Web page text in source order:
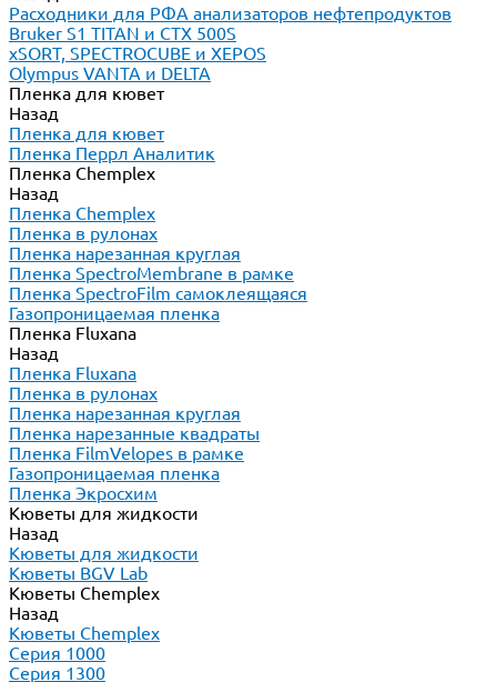
Расходники для РФА анализаторов нефтепродуктов
Bruker S1 TITAN и CTX 500S
xSORT, SPECTROCUBE и XEPOS
Olympus VANTA и DELTA
Пленка для кювет
Назад
Пленка для кювет
Пленка Перрл Аналитик
Пленка Chemplex
Назад
Пленка Chemplex
Пленка в рулонах
Пленка нарезанная круглая
Пленка SpectroMembrane в рамке
Пленка SpectroFilm самоклеящаяся
Газопроницаемая пленка
Пленка Fluxana
Назад
Пленка Fluxana
Пленка в рулонах
Пленка нарезанная круглая
Пленка нарезанные квадраты
Пленка FilmVelopes в рамке
Газопроницаемая пленка
Пленка Экросхим
Кюветы для жидкости
Назад
Кюветы для жидкости
Кюветы BGV Lab
Кюветы Chemplex
Назад
Кюветы Chemplex
Серия 1000
Серия 1300